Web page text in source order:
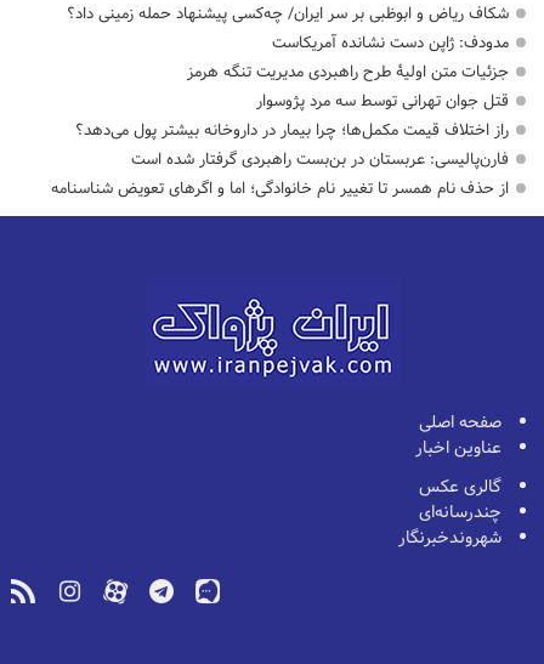
شکاف ریاض و ابوظبی بر سر ایران/ چه‌کسی پیشنهاد حمله زمینی داد؟
مدودف: ژاپن دست نشانده آمریکاست
جزئیات متن اولیۀ طرح راهبردی مدیریت تنگه هرمز
قتل جوان تهرانی توسط سه مرد پژوسوار
راز اختلاف قیمت مکمل‌ها؛ چرا بیمار در داروخانه بیشتر پول می‌دهد؟
فارن‌پالیسی: عربستان در بن‌بست راهبردی گرفتار شده است
از حذف نام همسر تا تغییر نام خانوادگی؛ اما و اگرهای تعویض شناسنامه
صفحه اصلی
عناوین اخبار
گالری عکس
چندرسانه‌ای
شهروندخبرنگار